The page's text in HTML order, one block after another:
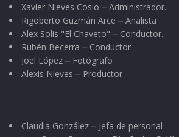
Xavier Nieves Cosio ⏤ Administrador.
Rigoberto Guzmán Arce ⏤ Analista
Alex Solis "El Chaveto" ⏤ Conductor.
Rubén Becerra ⏤ Conductor
Joel López ⏤ Fotógrafo
Alexis Nieves ⏤ Productor
Claudia González ⏤ Jefa de personal